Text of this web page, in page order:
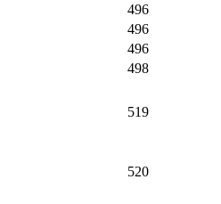
496
496
496
498
519
520